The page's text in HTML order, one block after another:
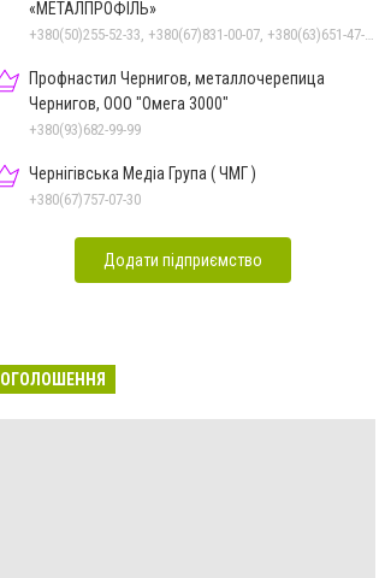
«МЕТАЛПРОФІЛЬ»
Профнастил Чернигов, металлочерепица
Чернигов, ООО "Омега 3000"
+380(93)682-99-99
Чернігівська Медіа Група ( ЧМГ )
+380(67)757-07-30
Додати підприємство
ОГОЛОШЕННЯ